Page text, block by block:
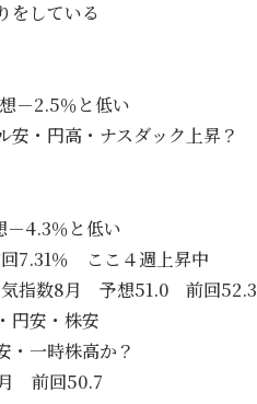
をしている
2.5％と低い
・円高・ナスダック上昇？
4.3％と低い
7.31％ ここ４週上昇中
指数8月 予想51.0 前回52.3
円安・株安
一時株高か？
前回50.7